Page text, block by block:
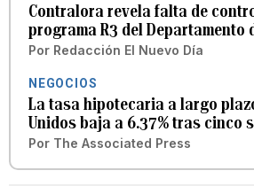
Contralora revela falta de
programa R3 del Departamento
Por Redacción El Nuevo Día
NEGOCIOS
La tasa hipotecaria a largo
Unidos baja a 6.37% tras cinco
Por The Associated Press